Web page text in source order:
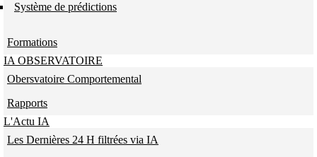
Système de prédictions
Formations
IA OBSERVATOIRE
Obersvatoire Comportemental
Rapports
L'Actu IA
Les Dernières 24 H filtrées via IA